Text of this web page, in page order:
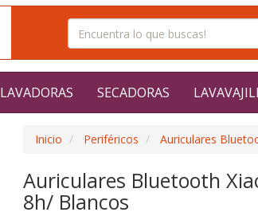
LAVADORAS SECADORAS
Inicio Periféricos Auriculares
Auriculares Bluetooth
8h/ Blancos